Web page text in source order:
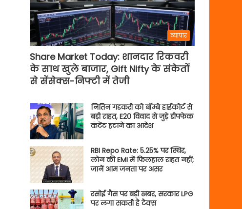
व्यापार
Share Market Today: शानदार रिकवरी
के साथ खुले बाजार, Gift Nifty के संकेतों
से सेंसेक्स-निफ्टी में तेजी
नितिन गडकरी को बॉम्बे हाईकोर्ट से
बड़ी राहत, E20 विवाद से जुड़े डीपफेक
कंटेंट हटाने का आदेश
RBI Repo Rate: 5.25% पर स्थिर,
लोन की EMI में फिलहाल राहत नहीं;
जानें आम जनता पर असर
रसोई गैस पर बड़ी खबर, सरकार LPG
पर लगा सकती है टैक्स